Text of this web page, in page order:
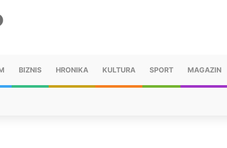
BIZNIS HRONIKA KULTURA SPORT MAGAZIN